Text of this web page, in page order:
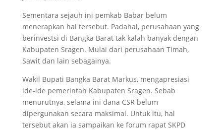
Sementara sejauh ini pemkab Babar belum
menerapkan hal tersebut. Padahal, perusahaan yang
berinvestsi di Bangka Barat tak kalah banyak dengan
Kabupaten Sragen. Mulai dari perusahaan Timah,
Sawit dan lain sebagainya.
Wakil Bupati Bangka Barat Markus, mengapresiasi
ide-ide pemerintah Kabupaten Sragen. Sebab
menurutnya, selama ini dana CSR belum
dipergunakan secara maksimal. Untuk itu, hal
tersebut akan ia sampaikan ke forum rapat SKPD